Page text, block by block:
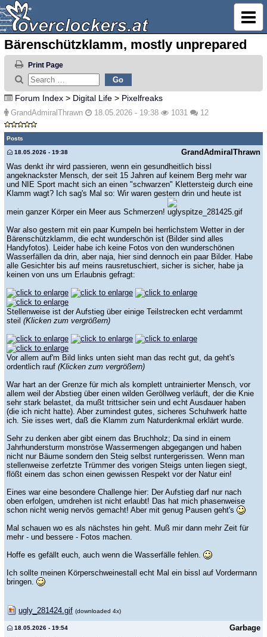
Bärenschützklamm, mostly unprepared
Print Page
Forum Index > Digital Life > Pixelfreaks
GrandAdmiralThrawn 18.05.2026 - 19:38 1031 12
Posts
GrandAdmiralThrawn
18.05.2026 - 19:38
Was denkt ihr wird passieren, wenn ein gesundheitlich bissl
angeknackster Mensch, der seit 15 Jahren auf keinem Berg mehr war
und NIE Sport macht sich an einen "schwarzen" Klettersteig durch eine
Klamm wagt? Ich sag's Mal so: Wir waren gestern drin und heute ist
mein ganzer Körper ein Meer aus Schmerzen!
War also gestern mit ein paar Kumpeln bei herrlichstem Wetter in der
Bärenschützklamm, die echt wunderschön ist (Bilder sind alles
Handyfotos). Leider habe ich keine Fotos von den wunderschönen
Wasserfällen da drin, aber naja, hier sind dennoch ein paar Bilder. Habe
alle Gesichter bis auf meins rausretuschiert, sicher is sicher, habe ja
keinen von uns um Erlaubnis gefragt:
Stellenweise ist der Aufstieg über einige Teilstrecken echt verdammt
steil (Klicken zum vergrößern)
Vor allem auf'm Bild links unten sieht man das recht gut, da geht's
ordentlich rauf (Klicken zum vergrößern)
War hart an der Grenze für mich als komplett untrainierter Mensch, vor
allem weil der Abstieg über einen wilden Geröllweg verläuft, der die Knie
sehr stark belastet, da mußt trittsicher sein und echt Ausdauer haben
(die ich nicht hatte). Aber zumindest gutes, sicheres Schuhwerk hatte
ich. Sie isses wert, daß die Klamm zum Naturdenkmal erklärt wurde.
Sehr zu denken aber gibt einem das Bruchholz; Da sind in einem
Jahrhundersturm monströse Wassermengen abgegangen und haben
nicht nur Bäume sondern den Steig selbst runtergerissen. Wenn man
stellenweise zerfetzte Trümmer des vorigen Steigs unten liegen siegt,
flößt einem das schon einen gewissen Respekt vor der Natur ein!
Eines war eine besondere Challenge hier: Der Aufstieg darf nur nach
oben erfolgen, umdrehen ist nicht erlaubt! Das hat mich phasenweise
schon nicht wenig nervös gemacht! Aber mit genug Pausen geht's
Mal schauen wo es als nächstes hin geht. Muß mir dann mehr Zeit für
mehr - und bessere - Fotos machen.
Hoffe es gefällt euch, auch wenn die Wasserfälle fehlen.
Ich sollte meinen Körperschweinestall echt Mal ein bissl auf Vordermann
bringen.
ugly_281424.gif (downloaded 4x)
Garbage
18.05.2026 - 19:54